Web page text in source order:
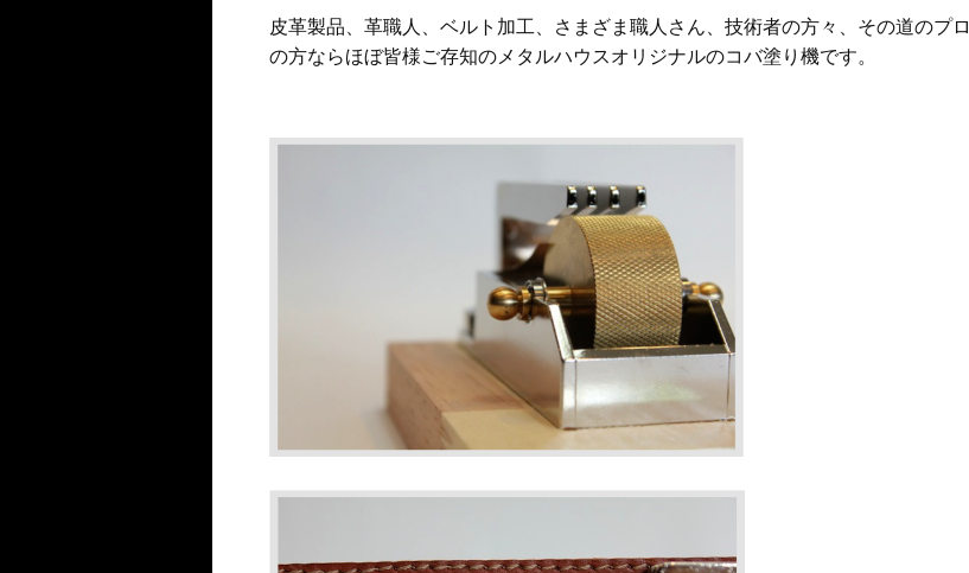
皮革製品、革職人、ベルト加工、さまざま職人さん、技術者の方々、その道のプロ
の方ならほぼ皆様ご存知のメタルハウスオリジナルのコバ塗り機です。